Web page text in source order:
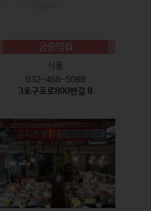
궁중떡집
식품
032-468-5088
3호구포로800번길 8